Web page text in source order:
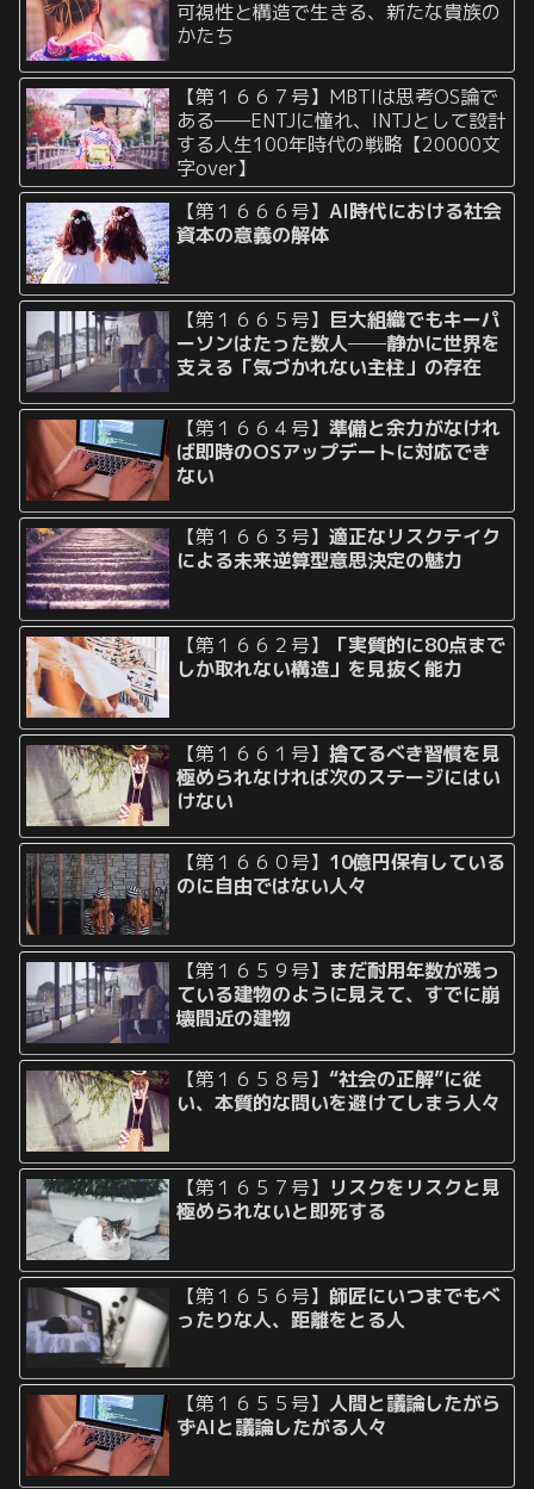
可視性と構造で生きる、新たな貴族の
かたち
【第１６６７号】MBTIは思考OS論で
ある——ENTJに憧れ、INTJとして設計
する人生100年時代の戦略【20000文
字over】
【第１６６６号】AI時代における社会
資本の意義の解体
【第１６６５号】 巨大組織でもキーパ
ーソンはたった数人──静かに世界を
支える「気づかれない主柱」の存在
【第１６６４号】準備と余力がなけれ
ば即時のOSアップデートに対応でき
ない
【第１６６３号】適正なリスクテイク
による未来逆算型意思決定の魅力
【第１６６２号】
「実質的に80点まで
しか取れない構造」を見抜く能力
【第１６６１号】捨てるべき習慣を見
極められなければ次のステージにはい
けない
【第１６６０号】 10億円保有している
のに自由ではない人々
【第１６５９号】 まだ耐用年数が残っ
ている建物のように見えて、すでに崩
壊間近の建物
【第１６５８号】“社会の正解”に従
い、本質的な問いを避けてしまう人々
【第１６５７号】 リスクをリスクと見
極められないと即死する
【第１６５６号】 師匠にいつまでもべ
ったりな人、距離をとる人
【第１６５５号】人間と議論したがら
ずAIと議論したがる人々